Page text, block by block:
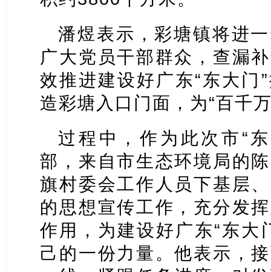
潘煜表示，彩塘镇将进
广大党员干部群众，查漏
效推进建设好广东“东大门
造彩塘入口门面，为“百千
过程中，作为此次市“
部，来自市生态环境局的
旗村委会工作人员下基层
的思想宣传工作，充分发
作用，为建设好广东“东大
己的一份力量。他表示，